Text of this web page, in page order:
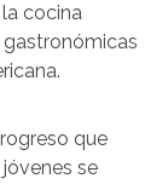
cocina
que
se